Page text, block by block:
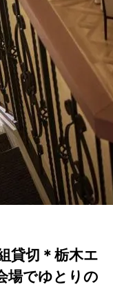
貸切＊栃木エ
場でゆとりの